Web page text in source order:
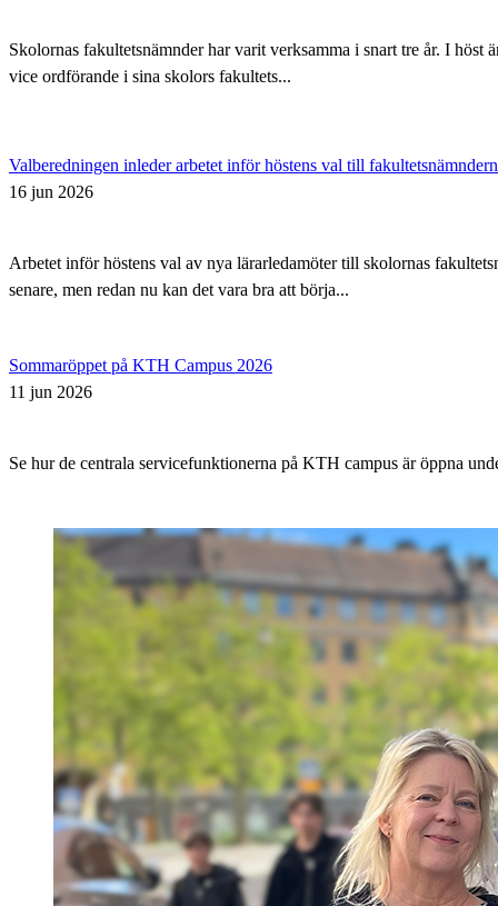
Skolornas fakultetsnämnder har varit verksamma i snart tre år. I
vice ordförande i sina skolors fakultets...
Valberedningen inleder arbetet inför höstens val till
16 jun 2026
Arbetet inför höstens val av nya lärarledamöter till skolornas
senare, men redan nu kan det vara bra att börja...
Sommaröppet på KTH Campus 2026
11 jun 2026
Se hur de centrala servicefunktionerna på KTH campus är öppna